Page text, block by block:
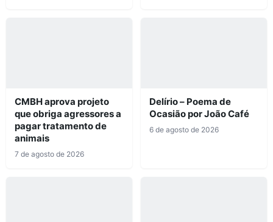
CMBH aprova projeto
que obriga agressores a
pagar tratamento de
animais
7 de agosto de 2026
Delírio – Poema de
Ocasião por João Café
6 de agosto de 2026